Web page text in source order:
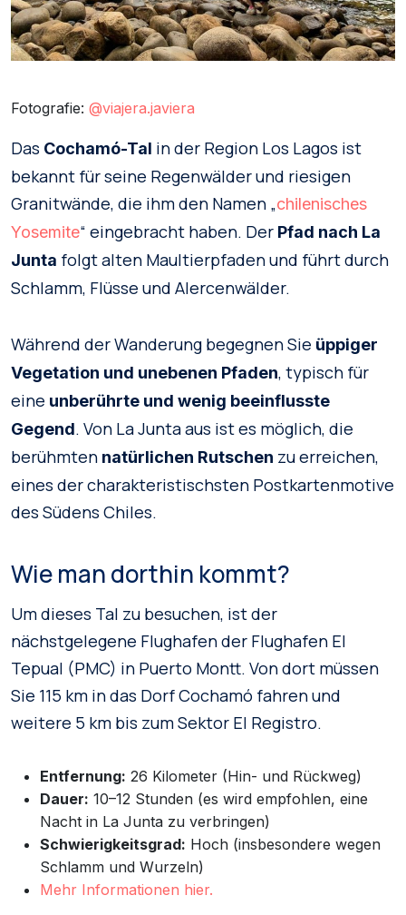
Fotografie: @viajera.javiera
Das Cochamó-Tal in der Region Los Lagos ist
bekannt für seine Regenwälder und riesigen
Granitwände, die ihm den Namen „chilenisches
Yosemite“ eingebracht haben. Der Pfad nach La
Junta folgt alten Maultierpfaden und führt durch
Schlamm, Flüsse und Alercenwälder.
Während der Wanderung begegnen Sie üppiger
Vegetation und unebenen Pfaden, typisch für
eine unberührte und wenig beeinflusste
Gegend. Von La Junta aus ist es möglich, die
berühmten natürlichen Rutschen zu erreichen,
eines der charakteristischsten Postkartenmotive
des Südens Chiles.
Wie man dorthin kommt?
Um dieses Tal zu besuchen, ist der
nächstgelegene Flughafen der Flughafen El
Tepual (PMC) in Puerto Montt. Von dort müssen
Sie 115 km in das Dorf Cochamó fahren und
weitere 5 km bis zum Sektor El Registro.
Entfernung: 26 Kilometer (Hin- und Rückweg)
Dauer: 10–12 Stunden (es wird empfohlen, eine
Nacht in La Junta zu verbringen)
Schwierigkeitsgrad: Hoch (insbesondere wegen
Schlamm und Wurzeln)
Mehr Informationen hier.